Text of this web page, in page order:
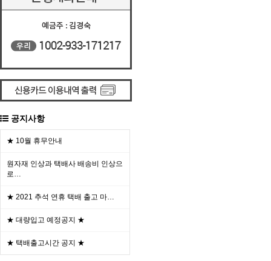
공지사항
★ 10월 휴무안내
원자재 인상과 택배사 배송비 인상으
로…
★ 2021 추석 연휴 택배 출고 마…
★ 대량입고 예정공지 ★
★ 택배출고시간 공지 ★